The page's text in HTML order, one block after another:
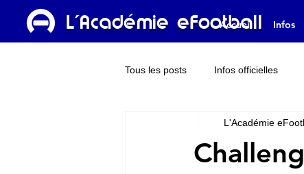
Accueil Infos
L'Académie eFootball
Tous les posts Infos officielles
L'Académie TV
L'Académie